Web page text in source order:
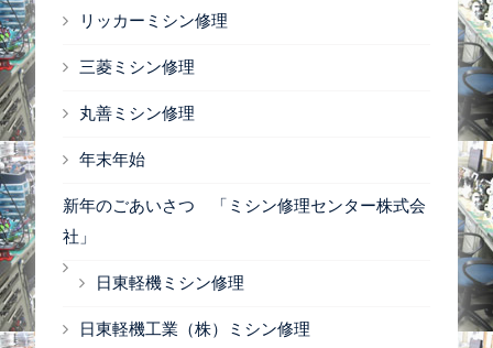
リッカーミシン修理
三菱ミシン修理
丸善ミシン修理
年末年始
新年のごあいさつ 「ミシン修理センター株式会
社」
日東軽機ミシン修理
日東軽機工業（株）ミシン修理